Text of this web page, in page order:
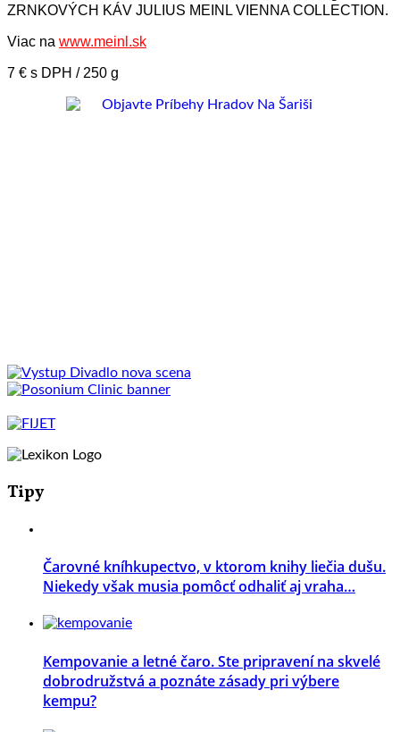
ZRNKOVÝCH KÁV JULIUS MEINL VIENNA COLLECTION.
Viac na www.meinl.sk
7 € s DPH / 250 g
Tipy
Čarovné kníhkupectvo, v ktorom knihy liečia dušu.
Niekedy však musia pomôcť odhaliť aj vraha…
Kempovanie a letné čaro. Ste pripravení na skvelé
dobrodružstvá a poznáte zásady pri výbere
kempu?